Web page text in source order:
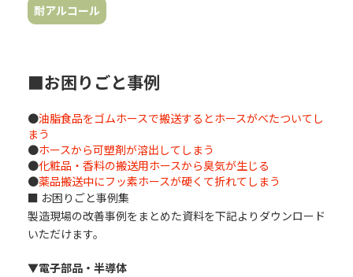
耐アルコール
■お困りごと事例
●油脂食品をゴムホースで搬送するとホースがべたついてし
まう
●ホースから可塑剤が溶出してしまう
●化粧品・香料の搬送用ホースから臭気が生じる
●薬品搬送中にフッ素ホースが硬くて折れてしまう
■ お困りごと事例集
製造現場の改善事例をまとめた資料を下記よりダウンロード
いただけます。
▼電子部品・半導体